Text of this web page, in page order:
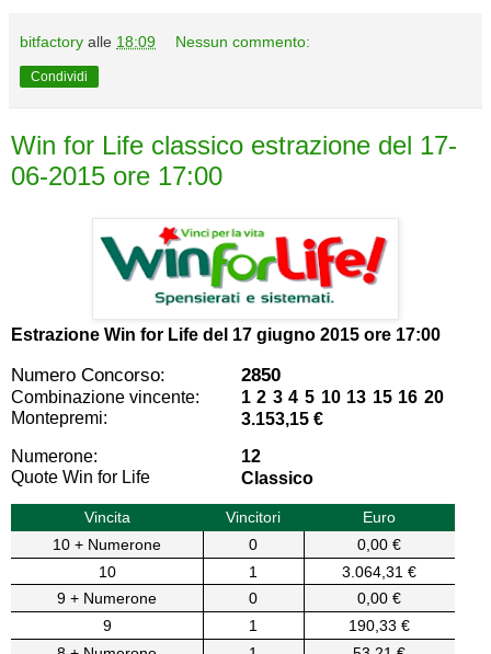
bitfactory alle 18:09 Nessun commento:
Condividi
Win for Life classico estrazione del 17-
06-2015 ore 17:00
Estrazione Win for Life del 17 giugno 2015 ore 17:00
Numero Concorso: 2850
Combinazione vincente:
1 2 3 4 5 10 13 15 16 20
Montepremi:
3.153,15 €
Numerone:
12
Quote Win for Life
Classico
Vincita Vincitori
Euro
10 + Numerone
0
0,00 €
10
1
3.064,31 €
9 + Numerone
0
0,00 €
9
1
190,33 €